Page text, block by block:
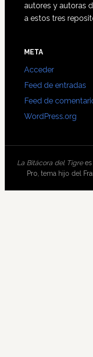
autores y autoras
a estos tres
META
Acceder
Feed de entradas
Feed de
WordPress.org
La Bitácora del Tigrees
Pro , tema hijo del